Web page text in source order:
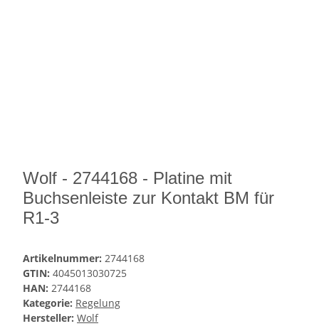
Wolf - 2744168 - Platine mit
Buchsenleiste zur Kontakt BM für
R1-3
Artikelnummer: 2744168
GTIN: 4045013030725
HAN: 2744168
Kategorie: Regelung
Hersteller: Wolf